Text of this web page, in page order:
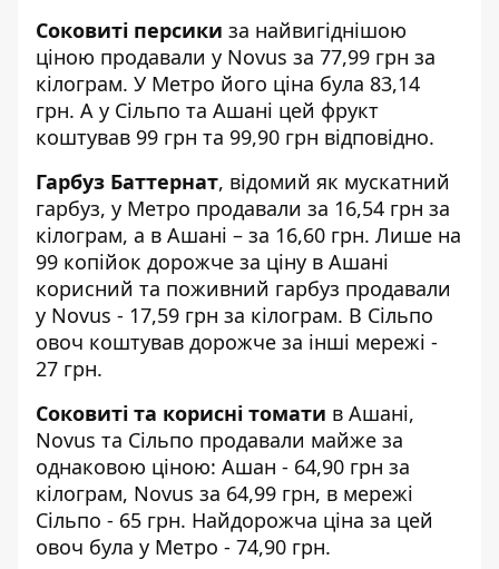
Соковиті персики за найвигіднішою
ціною продавали у Novus за 77,99 грн за
кілограм. У Метро його ціна була 83,14
грн. А у Сільпо та Ашані цей фрукт
коштував 99 грн та 99,90 грн відповідно.
Гарбуз Баттернат, відомий як мускатний
гарбуз, у Метро продавали за 16,54 грн за
кілограм, а в Ашані – за 16,60 грн. Лише на
99 копійок дорожче за ціну в Ашані
корисний та поживний гарбуз продавали
у Novus - 17,59 грн за кілограм. В Сільпо
овоч коштував дорожче за інші мережі -
27 грн.
Соковиті та корисні томати в Ашані,
Novus та Сільпо продавали майже за
однаковою ціною: Ашан - 64,90 грн за
кілограм, Novus за 64,99 грн, в мережі
Сільпо - 65 грн. Найдорожча ціна за цей
овоч була у Метро - 74,90 грн.